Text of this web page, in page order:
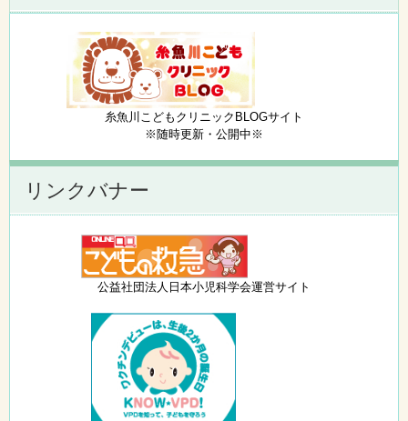
糸魚川こどもクリニックBLOGサイト
※随時更新・公開中※
リンクバナー
公益社団法人日本小児科学会運営サイト